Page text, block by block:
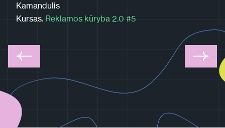
Kamandulis
Kursas. Reklamos kūryba 2.0 #5